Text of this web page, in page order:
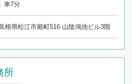
車7分
根県松江市殿町516 山陰鴻池ビル3階
所